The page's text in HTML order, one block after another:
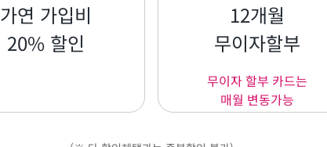
가연 가입비
20% 할인
12개월
무이자할부
무이자 할부 카드는
매월 변동가능